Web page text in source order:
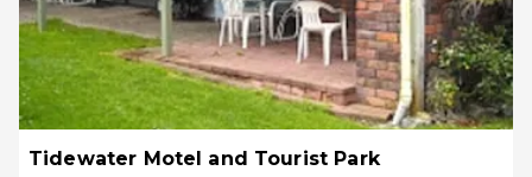
Tidewater Motel and Tourist Park